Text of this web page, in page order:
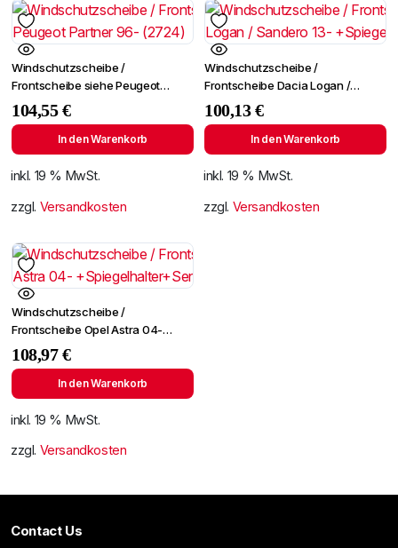
Windschutzscheibe /
Frontscheibe siehe Peugeot
Partner 96- (2724)
104,55€
In den Warenkorb
inkl. 19 % MwSt.
zzgl. Versandkosten
Windschutzscheibe /
Frontscheibe Dacia Logan /
Sandero 13- +Spiegelhalter
100,13€
In den Warenkorb
inkl. 19 % MwSt.
zzgl. Versandkosten
Windschutzscheibe /
Frontscheibe Opel Astra 04-
+Spiegelhalter+Sensor
108,97€
In den Warenkorb
inkl. 19 % MwSt.
zzgl. Versandkosten
Contact Us